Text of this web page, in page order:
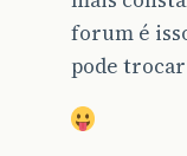
forum é
pode